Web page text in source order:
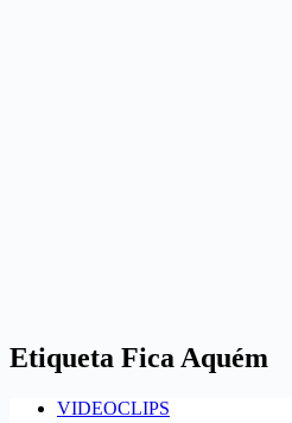
Etiqueta Fica Aquém
VIDEOCLIPS